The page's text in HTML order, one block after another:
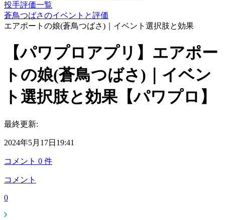
投手評価一覧
蒼鳥つばさのイベントと評価
エアポートの娘(蒼鳥つばさ)｜イベント選択肢と効果
【パワプロアプリ】エアポー
トの娘(蒼鳥つばさ)｜イベン
ト選択肢と効果【パワプロ】
最終更新:
2024年5月17日19:41
コメント 0 件
コメント
0